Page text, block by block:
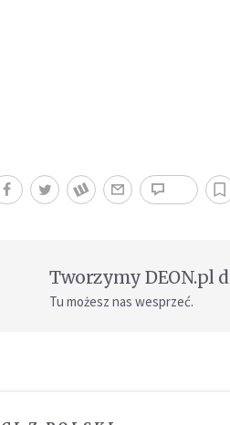
Tworzymy DEON.pl
Tu możesz nas wesprzeć.